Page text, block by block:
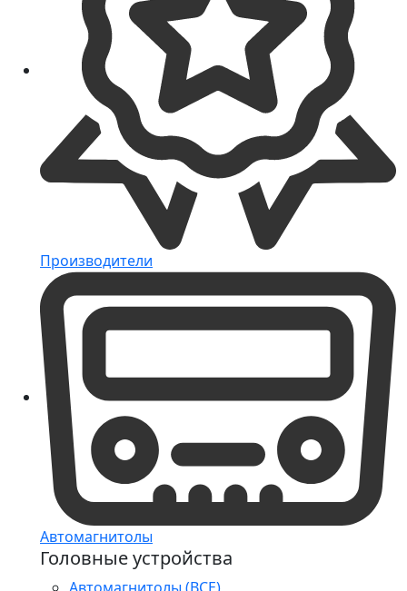
Производители
Автомагнитолы
Головные устройства